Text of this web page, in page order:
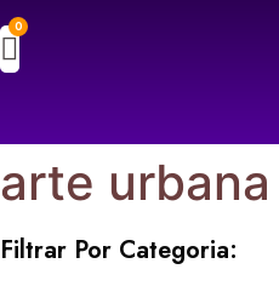
arte
Filtrar Por Categoria: